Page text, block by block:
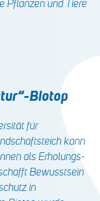
Pflanzen und Tiere
Biotop
für
kann
als Erholungs-
Bewusstsein
in